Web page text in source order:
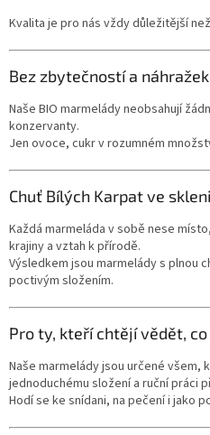
Kvalita je pro nás vždy důležitější
Bez zbytečností a náhražek
Naše BIO marmelády neobsahují
konzervanty.
Jen ovoce, cukr v rozumném
Chuť Bílých Karpat ve
Každá marmeláda v sobě nese
krajiny a vztah k přírodě.
Výsledkem jsou marmelády s plnou
poctivým složením.
Pro ty, kteří chtějí vědět,
Naše marmelády jsou určené všem,
jednoduchému složení a ruční práci
Hodí se ke snídani, na pečení i jako